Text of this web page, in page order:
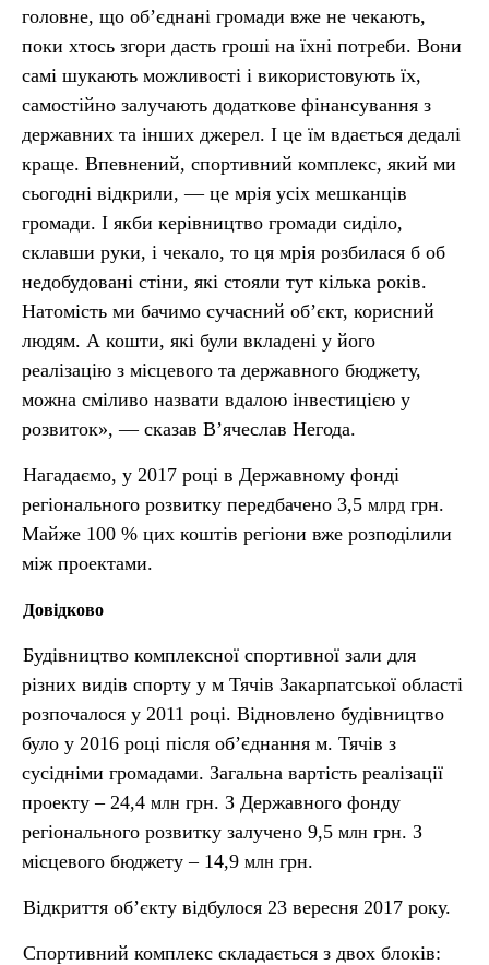
головне, що об’єднані громади вже не чекають,
поки хтось згори дасть гроші на їхні потреби. Вони
самі шукають можливості і використовують їх,
самостійно залучають додаткове фінансування з
державних та інших джерел. І це їм вдається дедалі
краще. Впевнений, спортивний комплекс, який ми
сьогодні відкрили, — це мрія усіх мешканців
громади. І якби керівництво громади сиділо,
склавши руки, і чекало, то ця мрія розбилася б об
недобудовані стіни, які стояли тут кілька років.
Натомість ми бачимо сучасний об’єкт, корисний
людям. А кошти, які були вкладені у його
реалізацію з місцевого та державного бюджету,
можна сміливо назвати вдалою інвестицією у
розвиток», — сказав В’ячеслав Негода.
Нагадаємо, у 2017 році в Державному фонді
регіонального розвитку передбачено 3,5 млрд грн.
Майже 100 % цих коштів регіони вже розподілили
між проектами.
Довідково
Будівництво комплексної спортивної зали для
різних видів спорту у м Тячів Закарпатської області
розпочалося у 2011 році. Відновлено будівництво
було у 2016 році після об’єднання м. Тячів з
сусідніми громадами. Загальна вартість реалізації
проекту – 24,4 млн грн. З Державного фонду
регіонального розвитку залучено 9,5 млн грн. З
місцевого бюджету – 14,9 млн грн.
Відкриття об’єкту відбулося 23 вересня 2017 року.
Спортивний комплекс складається з двох блоків: